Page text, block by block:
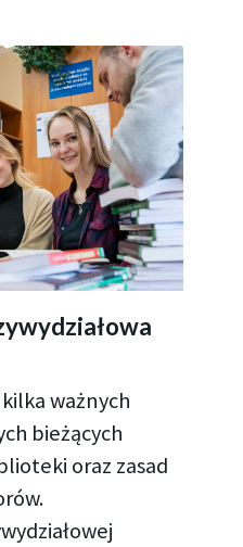
ważnych
bieżących
oraz zasad